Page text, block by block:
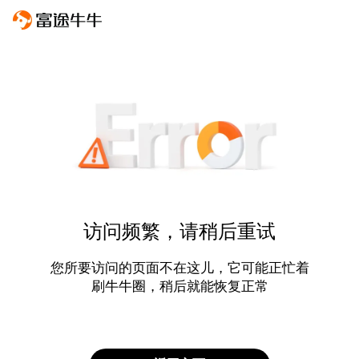
访问频繁，请稍后重试
您所要访问的页面不在这儿，它可能正忙着
刷牛牛圈，稍后就能恢复正常